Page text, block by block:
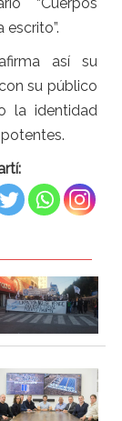
escrito”.
así su
su público
la identidad